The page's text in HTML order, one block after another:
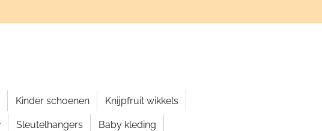
Kinder schoenen Knijpfruit wikkels
Sleutelhangers Baby kleding